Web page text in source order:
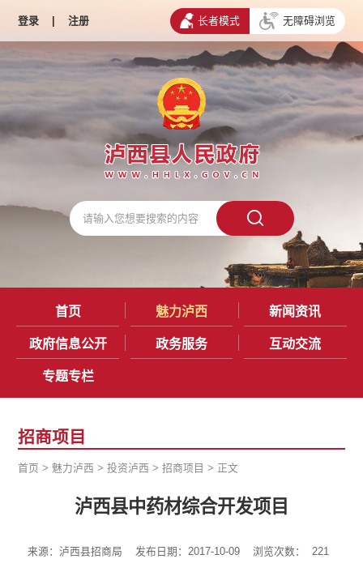
登录 | 注册 长者模式 无障碍浏览
首页 魅力泸西 新闻资讯
政府信息公开 政务服务 互动交流
专题专栏
招商项目
首页 > 魅力泸西 >投资泸西 >招商项目 > 正文
泸西县中药材综合开发项目
来源：泸西县招商局 发布日期：2017-10-09 浏览次数： 221